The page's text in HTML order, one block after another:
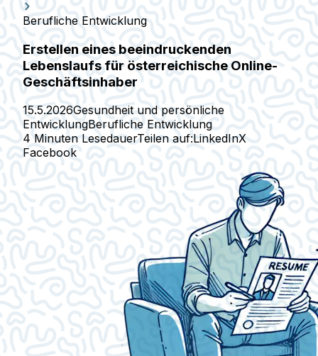
Berufliche Entwicklung
Erstellen eines beeindruckenden
Lebenslaufs für österreichische Online-
Geschäftsinhaber
15.5.2026Gesundheit und persönliche
EntwicklungBerufliche Entwicklung
4 Minuten LesedauerTeilen auf:LinkedInX
Facebook